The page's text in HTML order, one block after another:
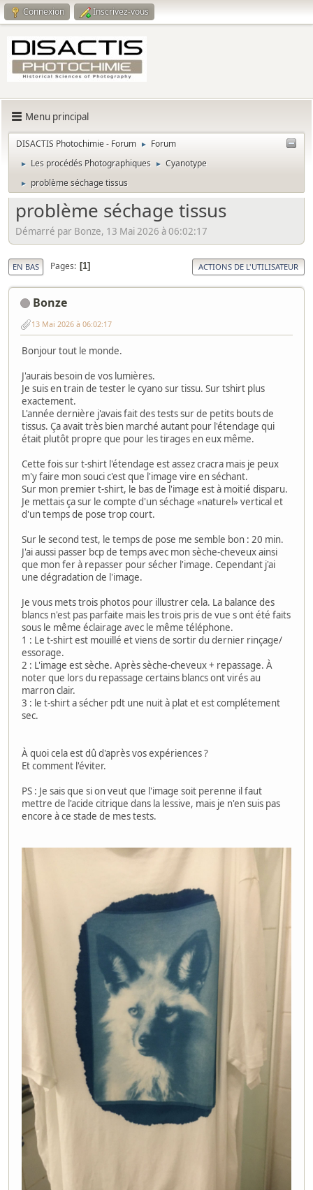
Connexion Inscrivez-vous
Menu principal
DISACTIS Photochimie - Forum ► Forum
► Les procédés Photographiques ► Cyanotype
► problème séchage tissus
problème séchage tissus
Démarré par Bonze, 13 Mai 2026 à 06:02:17
EN BAS Pages 1 ACTIONS DE L'UTILISATEUR
Bonze
13 Mai 2026 à 06:02:17
Bonjour tout le monde.
J'aurais besoin de vos lumières.
Je suis en train de tester le cyano sur tissu. Sur tshirt plus
exactement.
L'année dernière j'avais fait des tests sur de petits bouts de
tissus. Ça avait très bien marché autant pour l'étendage qui
était plutôt propre que pour les tirages en eux même.
Cette fois sur t-shirt l'étendage est assez cracra mais je peux
m'y faire mon souci c'est que l'image vire en séchant.
Sur mon premier t-shirt, le bas de l'image est à moitié disparu.
Je mettais ça sur le compte d'un séchage «naturel» vertical et
d'un temps de pose trop court.
Sur le second test, le temps de pose me semble bon : 20 min.
J'ai aussi passer bcp de temps avec mon sèche-cheveux ainsi
que mon fer à repasser pour sécher l'image. Cependant j'ai
une dégradation de l'image.
Je vous mets trois photos pour illustrer cela. La balance des
blancs n'est pas parfaite mais les trois pris de vue s ont été faits
sous le même éclairage avec le même téléphone.
1 : Le t-shirt est mouillé et viens de sortir du dernier rinçage/
essorage.
2 : L'image est sèche. Après sèche-cheveux + repassage. À
noter que lors du repassage certains blancs ont virés au
marron clair.
3 : le t-shirt a sécher pdt une nuit à plat et est complétement
sec.
À quoi cela est dû d'après vos expériences ?
Et comment l'éviter.
PS : Je sais que si on veut que l'image soit perenne il faut
mettre de l'acide citrique dans la lessive, mais je n'en suis pas
encore à ce stade de mes tests.